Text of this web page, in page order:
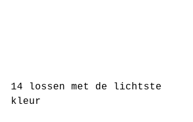
14 lossen met de lichtste
kleur